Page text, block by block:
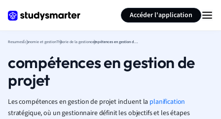
Accéder l'application
ResumesÉconomie et gestionThéorie de la gestion compétences en gestion de projet
compétences en gestion de
projet
Les compétences en gestion de projet incluent la planification
stratégique, où un gestionnaire définit les objectifs et les étapes
Résumer la page